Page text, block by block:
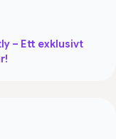
– Ett exklusivt